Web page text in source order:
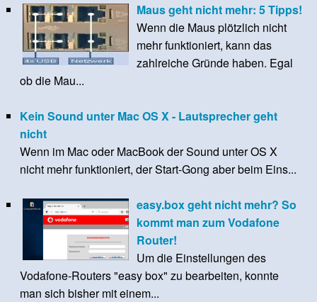
Maus geht nicht mehr: 5 Tipps!
Wenn die Maus plötzlich nicht
mehr funktioniert, kann das
zahlreiche Gründe haben. Egal
ob die Mau...
Kein Sound unter Mac OS X - Lautsprecher geht
nicht
Wenn im Mac oder MacBook der Sound unter OS X
nicht mehr funktioniert, der Start-Gong aber beim Eins...
easy.box geht nicht mehr? So
kommt man zum Vodafone
Router!
Um die Einstellungen des
Vodafone-Routers "easy box" zu bearbeiten, konnte
man sich bisher mit einem...